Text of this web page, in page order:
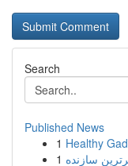
Search
Published News
1 Healthy
1